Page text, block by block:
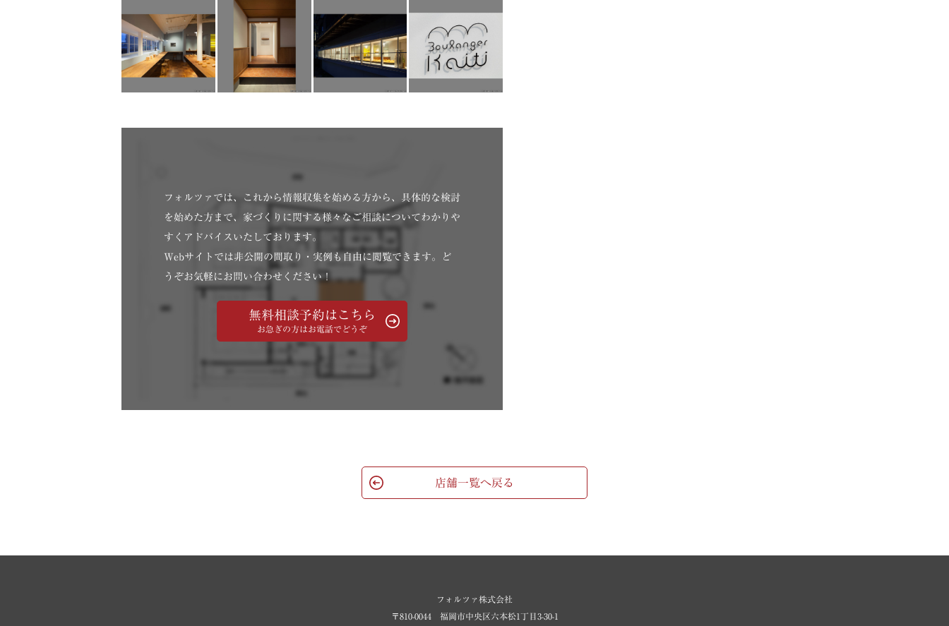
フォルツァでは、これから情報収集を始める方から、具体的な検討
を始めた方まで、家づくりに関する様々なご相談についてわかりや
すくアドバイスいたしております。
Webサイトでは非公開の間取り・実例も自由に閲覧できます。ど
うぞお気軽にお問い合わせください！
無料相談予約はこちら
お急ぎの方はお電話でどうぞ
店舗一覧へ戻る
フォルツァ株式会社
〒810-0044 福岡市中央区六本松1丁目3-30-1